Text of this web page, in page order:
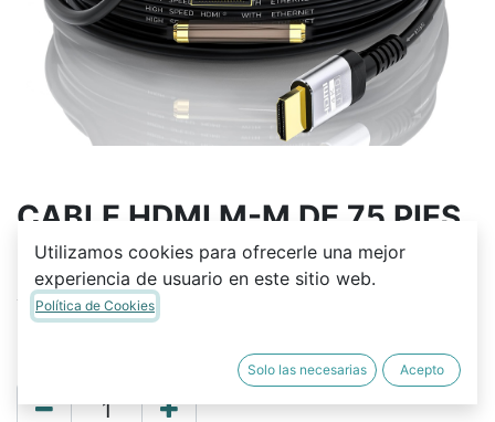
CABLE HDMI M-M DE 75 PIES
4K CON AMPLIFICADOR
AUDIOPIPE
Utilizamos cookies para ofrecerle una mejor
experiencia de usuario en este sitio web.
Política de Cookies
Solo las necesarias Acepto